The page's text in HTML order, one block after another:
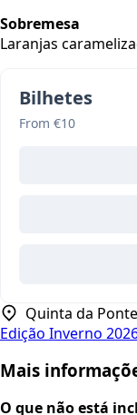
Sobremesa
Laranjas
Bilhetes
From €10
Quinta da Ponte
Edição Inverno
Mais
O que não está